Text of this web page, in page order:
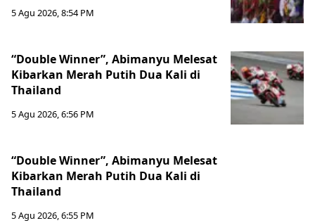
5 Agu 2026, 8:54 PM
“Double Winner”, Abimanyu Melesat
Kibarkan Merah Putih Dua Kali di
Thailand
5 Agu 2026, 6:56 PM
“Double Winner”, Abimanyu Melesat
Kibarkan Merah Putih Dua Kali di
Thailand
5 Agu 2026, 6:55 PM